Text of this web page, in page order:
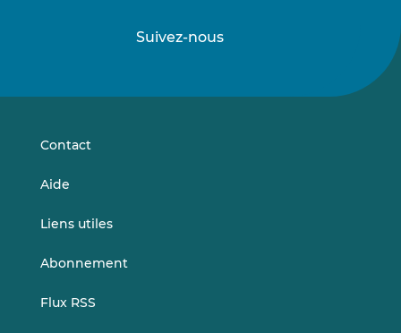
Suivez-nous
sursur
Contact
Aide
Liens utiles
Abonnement
Flux RSS